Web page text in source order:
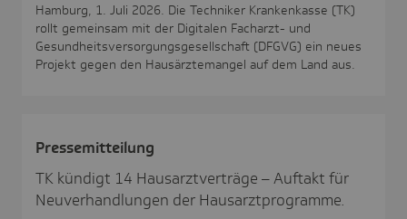
Hamburg, 1. Juli 2026. Die Techniker Krankenkasse (TK)
rollt gemeinsam mit der Digitalen Facharzt- und
Gesundheitsversorgungsgesellschaft (DFGVG) ein neues
Projekt gegen den Hausärztemangel auf dem Land aus.
Pres­se­mit­tei­lung
TK kündigt 14 Hausarztverträge – Auftakt für
Neuverhandlungen der Hausarztprogramme.